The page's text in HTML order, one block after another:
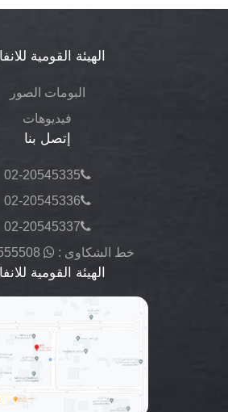
الهيئة القومية للانفاق
البومات الصور
فيديوهات
إتصل بنا
02-20545335
02-20545336
02-20545337
خط الشكاوى :
01023555508
الهيئة القومية للانفاق